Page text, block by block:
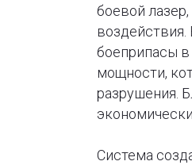
боевой
воздействия.
боеприпасы
мощности,
разрушения.
Система